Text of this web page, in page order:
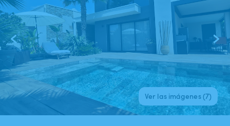
Ver las imágenes (7)